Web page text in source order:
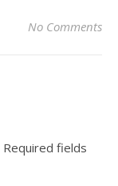
No Comments
Required fields